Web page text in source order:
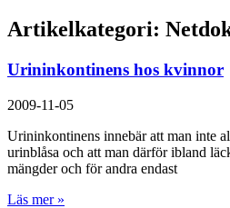
Artikelkategori:
Urininkontinens hos kvinnor
2009-11-05
Urininkontinens innebär att man inte
urinblåsa och att man därför ibland
mängder och för andra endast
Läs mer »